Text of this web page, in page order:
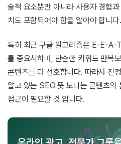
술적 요소뿐만 아니라 사용자 경험
치도 포함되어야 함을 알아야 합니다.
특히 최근 구글 알고리즘은 E-E-A-
를 중요시하며, 단순한 키워드 반복
콘텐츠를 더 선호합니다. 따라서 진
알고 있는 SEO 뜻 보다는 콘텐츠의
접근이 필요할 것 입니다.